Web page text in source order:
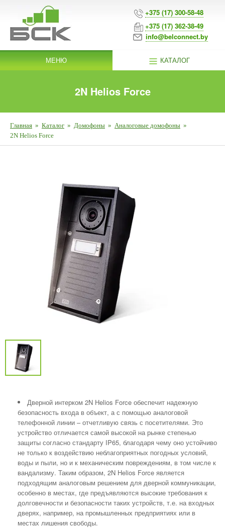
+375 (17) 300-58-48
+375 (17) 362-38-49
info@belconnect.by
МЕНЮ КАТАЛОГ
2N Helios Force
Главная » Каталог » Домофоны » Аналоговые домофоны »
2N Helios Force
Дверной интерком 2N Helios Force обеспечит надежную
безопасность входа в объект, а с помощью аналоговой
телефонной линии – отчетливую связь с посетителями. Это
устройство отличается самой высокой на рынке степенью
защиты согласно стандарту IP65, благодаря чему оно устойчиво
не только к воздействию неблагоприятных погодных условий,
воды и пыли, но и к механическим повреждениям, в том числе к
вандализму. Таким образом, 2N Helios Force является
подходящим аналоговым решением для дверной коммуникации,
особенно в местах, где предъявляются высокие требования к
долговечности и безопасности таких устройств, т.е. на входных
дверях, например, на промышленных предприятиях или в
местах лишения свободы.